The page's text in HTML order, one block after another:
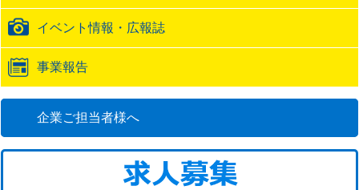
イベント情報・広報誌
事業報告
企業ご担当者様へ